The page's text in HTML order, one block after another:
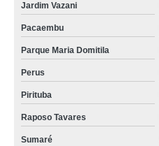
Jardim Vazani
Pacaembu
Parque Maria Domitila
Perus
Pirituba
Raposo Tavares
Sumaré